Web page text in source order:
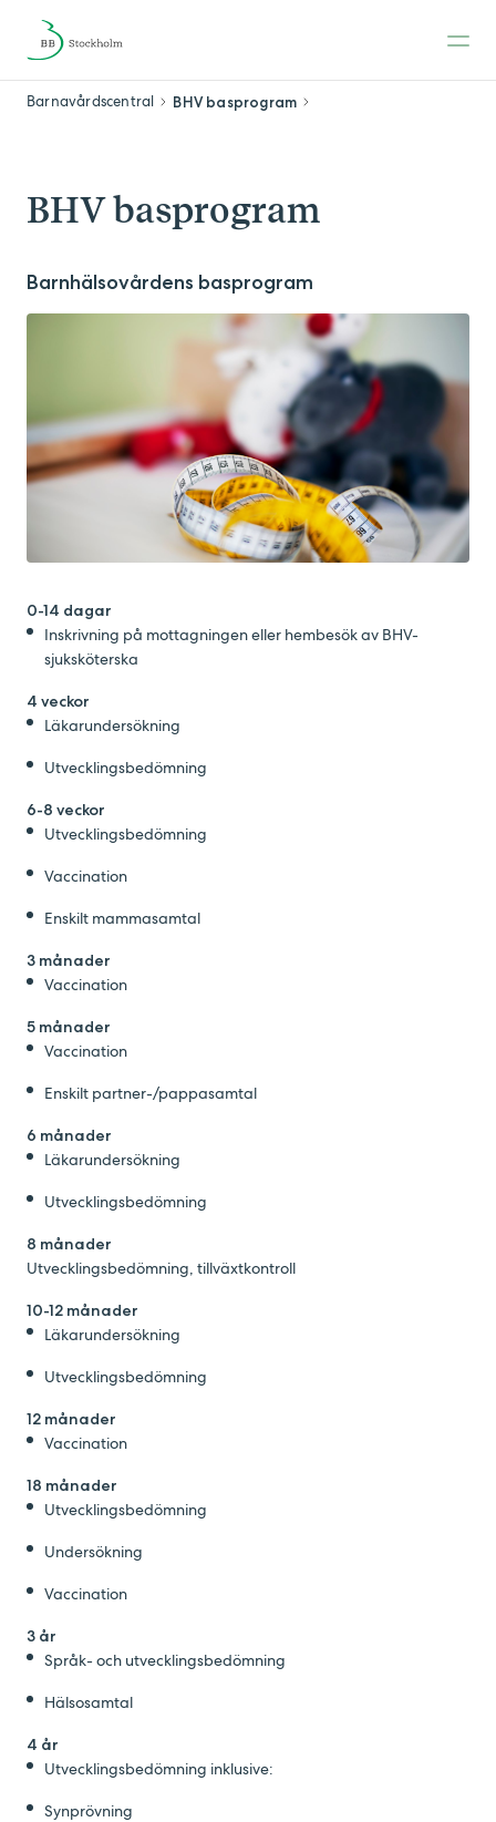
Barnavårdscentral BHV basprogram
BHV basprogram
Barnhälsovårdens basprogram
0-14 dagar
Inskrivning på mottagningen eller hembesök av BHV-
sjuksköterska
4 veckor
Läkarundersökning
Utvecklingsbedömning
6-8 veckor
Utvecklingsbedömning
Vaccination
Enskilt mammasamtal
3 månader
Vaccination
5 månader
Vaccination
Enskilt partner-/pappasamtal
6 månader
Läkarundersökning
Utvecklingsbedömning
8 månader
Utvecklingsbedömning, tillväxtkontroll
10-12 månader
Läkarundersökning
Utvecklingsbedömning
12 månader
Vaccination
18 månader
Utvecklingsbedömning
Undersökning
Vaccination
3 år
Språk- och utvecklingsbedömning
Hälsosamtal
4 år
Utvecklingsbedömning inklusive:
Synprövning